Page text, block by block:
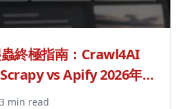
終極指南：Crawl4AI
vs Apify 2026年
min read